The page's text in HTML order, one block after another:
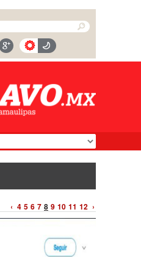
‹ 4 5 6 7 8 9 10 11 12 ›